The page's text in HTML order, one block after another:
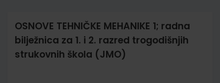
OSNOVE TEHNIČKE MEHANIKE 1; radna
bilježnica za 1. i 2. razred trogodišnjih
strukovnih škola (JMO)